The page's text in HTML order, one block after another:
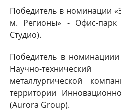
Победитель в номинации
м. Регионы» - Офис-
Студио).
Победитель в
Научно-
металлургической
территории
(Aurora Group).